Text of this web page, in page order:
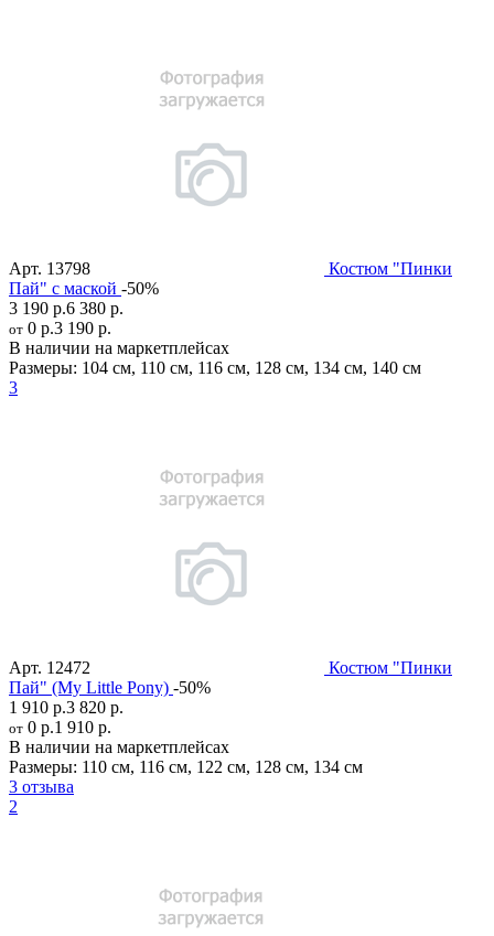
Арт. 13798
Костюм "Пинки
Пай" с маской -50%
3 190 р.6 380 р.
от 0 р.3 190 р.
В наличии на маркетплейсах
Размеры: 104 см, 110 см, 116 см, 128 см, 134 см, 140 см
3
Арт. 12472
Костюм "Пинки
Пай" (My Little Pony) -50%
1 910 р.3 820 р.
от 0 р.1 910 р.
В наличии на маркетплейсах
Размеры: 110 см, 116 см, 122 см, 128 см, 134 см
3 отзыва
2